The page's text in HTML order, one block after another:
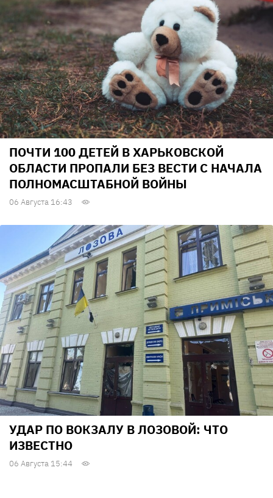
ПОЧТИ 100 ДЕТЕЙ В ХАРЬКОВСКОЙ
ОБЛАСТИ ПРОПАЛИ БЕЗ ВЕСТИ С НАЧАЛА
ПОЛНОМАСШТАБНОЙ ВОЙНЫ
06 Августа 16:43
УДАР ПО ВОКЗАЛУ В ЛОЗОВОЙ: ЧТО
ИЗВЕСТНО
06 Августа 15:44